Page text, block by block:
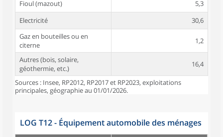
Fioul (mazout)
5,3
Electricité
30,6
Gaz en bouteilles ou en
citerne
1,2
Autres (bois, solaire,
géothermie, etc.)
16,4
Sources : Insee, RP2012, RP2017 et RP2023, exploitations
principales, géographie au 01/01/2026.
LOG T12 - Équipement automobile des ménages